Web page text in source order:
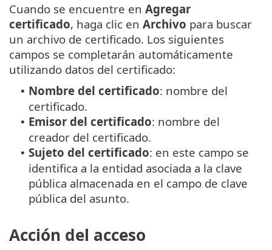
Cuando se encuentre en Agregar
certificado, haga clic en Archivo para buscar
un archivo de certificado. Los siguientes
campos se completarán automáticamente
utilizando datos del certificado:
• Nombre del certificado: nombre del
certificado.
• Emisor del certificado: nombre del
creador del certificado.
• Sujeto del certificado: en este campo se
identifica a la entidad asociada a la clave
pública almacenada en el campo de clave
pública del asunto.
Acción del acceso